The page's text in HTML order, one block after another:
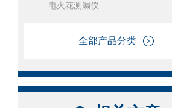
电火花测漏仪
全部产品分类